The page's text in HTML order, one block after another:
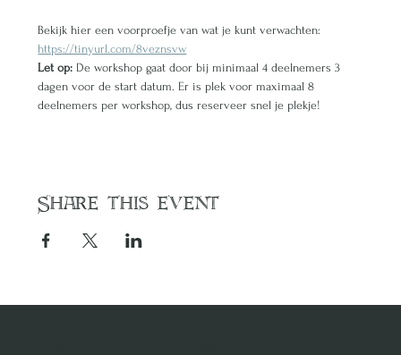
Bekijk hier een voorproefje van wat je kunt verwachten:
https://tinyurl.com/8veznsvw
Let op: De workshop gaat door bij minimaal 4 deelnemers 3
dagen voor de start datum. Er is plek voor maximaal 8
deelnemers per workshop, dus reserveer snel je plekje!
Share this event